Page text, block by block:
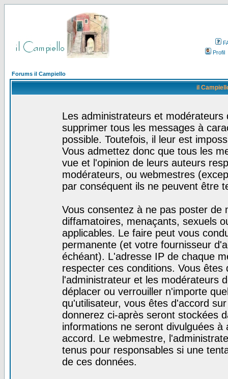
Profil
Forums il Campiello
il
Les administrateurs et
supprimer tous les messages à
possible. Toutefois, il leur est
Vous admettez donc que tous les
vue et l'opinion de leurs auteurs
modérateurs, ou webmestres
par conséquent ils ne peuvent être
Vous consentez à ne pas poster de
diffamatoires, menaçants, sexuels
applicables. Le faire peut vous
permanente (et votre fournisseur
échéant). L'adresse IP de chaque
respecter ces conditions. Vous
l'administrateur et les modérateurs
déplacer ou verrouiller n'importe
qu'utilisateur, vous êtes d'accord
donnerez ci-après seront stockées
informations ne seront divulguées
accord. Le webmestre,
tenus pour responsables si une
de ces données.